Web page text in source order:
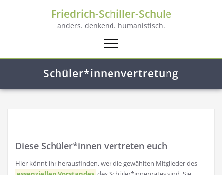
Friedrich-Schiller-Schule
anders. denkend. humanistisch.
Schalte
Schüler*innenvertretung
Diese Schüler*innen vertreten euch
Hier könnt ihr herausfinden, wer die gewählten Mitglieder des